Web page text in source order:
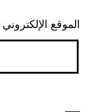
الموقع الإلكتروني